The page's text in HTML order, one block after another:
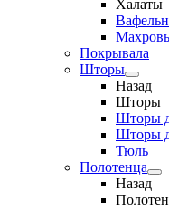
Халаты
Покрывала
Шторы
Назад
Шторы
Шторы
Шторы
Тюль
Полотенца
Назад